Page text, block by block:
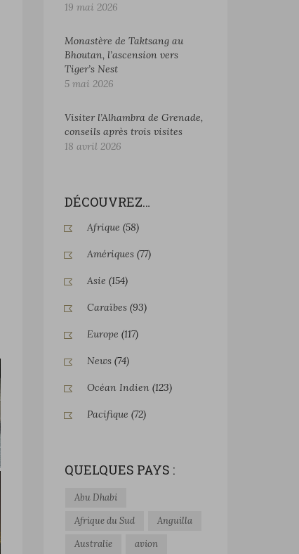
19 mai 2026
Monastère de Taktsang au
Bhoutan, l’ascension vers
Tiger’s Nest
5 mai 2026
Visiter l’Alhambra de Grenade,
conseils après trois visites
18 avril 2026
DÉCOUVREZ…
Afrique (58)
Amériques(77)
Asie (154)
Caraïbes(93)
Europe (117)
News(74)
Océan Indien(123)
Pacifique (72)
QUELQUES PAYS :
Abu Dhabi
Afrique du Sud
Anguilla
Australie
avion